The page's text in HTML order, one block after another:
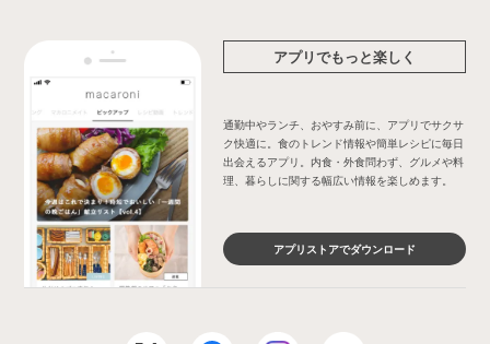
アプリでもっと楽しく
通勤中やランチ、おやすみ前に、アプリでサクサ
ク快適に。食のトレンド情報や簡単レシピに毎日
出会えるアプリ。内食・外食問わず、グルメや料
理、暮らしに関する幅広い情報を楽しめます。
アプリストアでダウンロード